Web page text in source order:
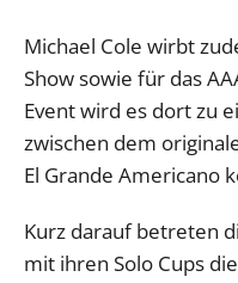
Michael Cole wirbt
Show sowie für das
Event wird es dort zu
zwischen dem
El Grande Americano
Kurz darauf betreten
mit ihren Solo Cups